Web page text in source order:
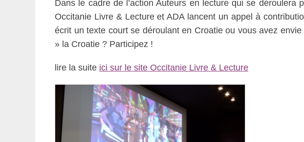
Dans le cadre de l’action Auteurs en lecture qui se déroulera
Occitanie Livre & Lecture et ADA lancent un appel à
écrit un texte court se déroulant en Croatie ou vous avez
» la Croatie ? Participez !
lire la suite ici sur le site Occitanie Livre & Lecture